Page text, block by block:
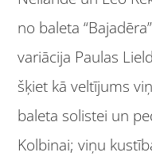
no baleta
variācija Paulas
šķiet kā veltījums
baleta solistei un
Kolbinai; viņu